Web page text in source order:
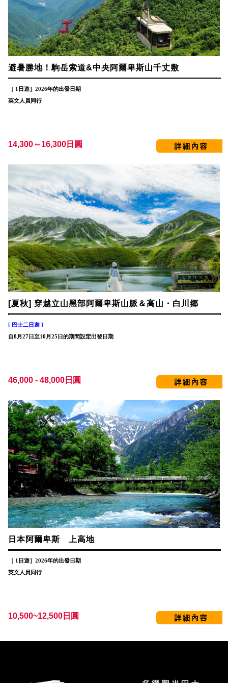
避暑勝地！駒岳索道&中央阿爾卑斯山千丈敷
［ 1日遊］2026年的出發日期
英文人員同行
14,300～16,300日圓
[夏秋] 穿越立山黑部阿爾卑斯山脈＆高山・白川郷
[ 巴士二日遊 ]
自8月27日至10月25日的期間設定出發日期
46,000 - 48,000日圓
日本阿爾卑斯 上高地
［ 1日遊］2026年的出發日期
英文人員同行
10,500~12,500日圓